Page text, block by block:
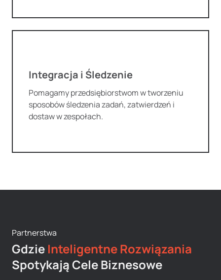
Integracja i Śledzenie
Pomagamy przedsiębiorstwom w tworzeniu
sposobów śledzenia zadań, zatwierdzeń i
dostaw w zespołach.
Partnerstwa
Gdzie Inteligentne Rozwiązania
Spotykają Cele Biznesowe